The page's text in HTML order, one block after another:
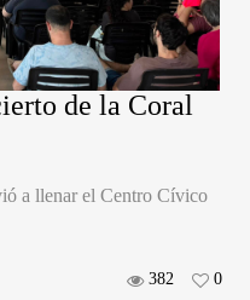
de la Coral
a llenar el Centro Cívico
382 0